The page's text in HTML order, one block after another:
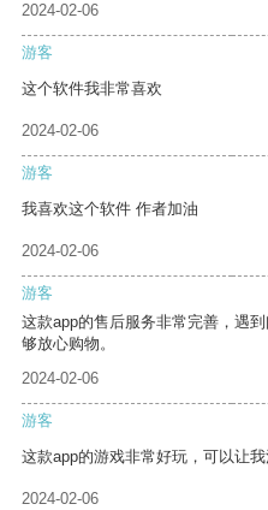
2024-02-06
游客
这个软件我非常喜欢
2024-02-06
游客
我喜欢这个软件 作者加油
2024-02-06
游客
这款app的售后服务非常完善，遇
够放心购物。
2024-02-06
游客
这款app的游戏非常好玩，可以让我
2024-02-06